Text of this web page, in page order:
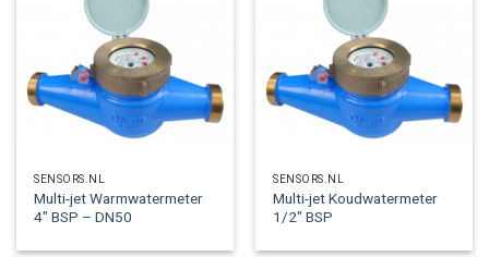
SENSORS.NL
Multi-jet Warmwatermeter
4″ BSP – DN50
SENSORS.NL
Multi-jet Koudwatermeter
1/2″ BSP